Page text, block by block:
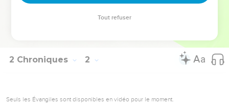
2 Chroniques 2
Seuls les Évangiles sont disponibles en vidéo pour le moment.
Tout refuser